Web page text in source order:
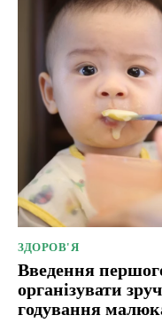
ЗДОРОВ'Я
Введення
організувати
годування